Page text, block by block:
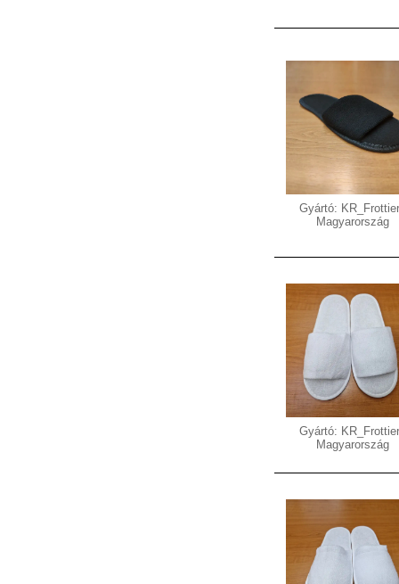
Gyártó:
Magyarország
Gyártó:
Magyarország